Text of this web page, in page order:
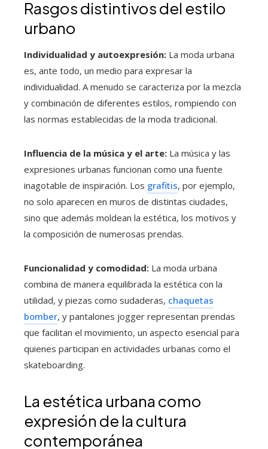
Rasgos distintivos del estilo
urbano
Individualidad y autoexpresión: La moda urbana
es, ante todo, un medio para expresar la
individualidad. A menudo se caracteriza por la mezcla
y combinación de diferentes estilos, rompiendo con
las normas establecidas de la moda tradicional.
Influencia de la música y el arte: La música y las
expresiones urbanas funcionan como una fuente
inagotable de inspiración. Los grafitis, por ejemplo,
no solo aparecen en muros de distintas ciudades,
sino que además moldean la estética, los motivos y
la composición de numerosas prendas.
Funcionalidad y comodidad: La moda urbana
combina de manera equilibrada la estética con la
utilidad, y piezas como sudaderas, chaquetas
bomber, y pantalones jogger representan prendas
que facilitan el movimiento, un aspecto esencial para
quienes participan en actividades urbanas como el
skateboarding.
La estética urbana como
expresión de la cultura
contemporánea